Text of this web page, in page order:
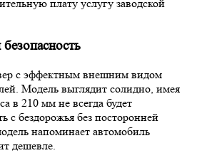
плату услугу заводской
с эффектным внешним видом
Модель выглядит солидно, имея
в 210 мм не всегда будет
с бездорожья без посторонней
напоминает автомобиль
дешевле.